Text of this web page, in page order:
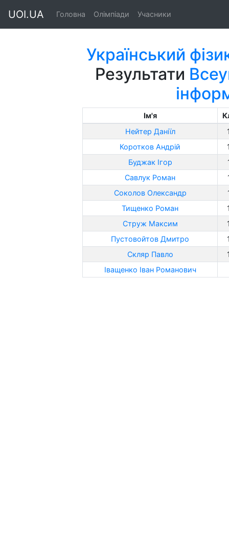
UOI.UA Головна Олімпіади Учасники
Український
Результати
Ім'я
Нейтер Даніїл
Коротков Андрій
Буджак Ігор
Савлук Роман
Соколов Олександр
Тищенко Роман
Струж Максим
Пустовойтов Дмитро
Скляр Павло
Іващенко Іван Романович